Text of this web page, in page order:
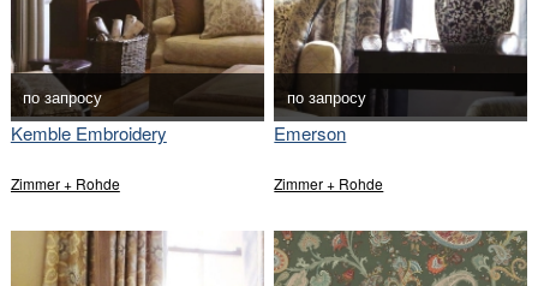
по запросу
Kemble Embroidery
Zimmer + Rohde
по запросу
Emerson
Zimmer + Rohde